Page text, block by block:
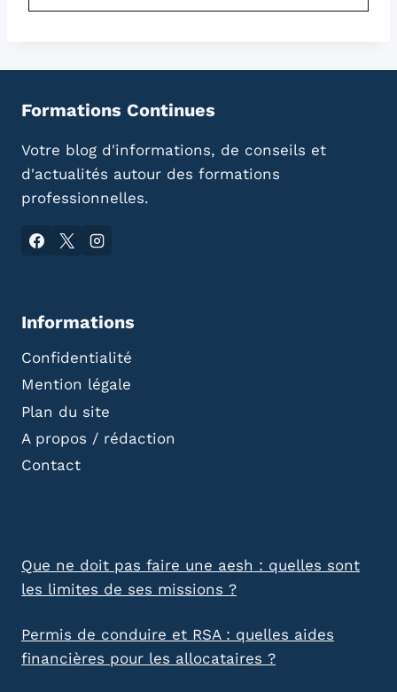
Formations Continues
Votre blog d'informations, de conseils et
d'actualités autour des formations
professionnelles.
Informations
Confidentialité
Mention légale
Plan du site
A propos / rédaction
Contact
Que ne doit pas faire une aesh : quelles sont
les limites de ses missions ?
Permis de conduire et RSA : quelles aides
financières pour les allocataires ?